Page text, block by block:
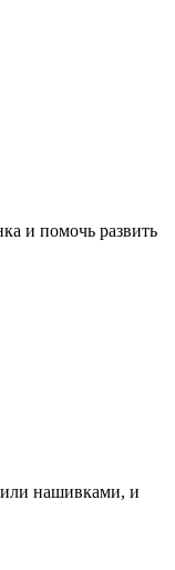
и помочь развить
нашивками, и